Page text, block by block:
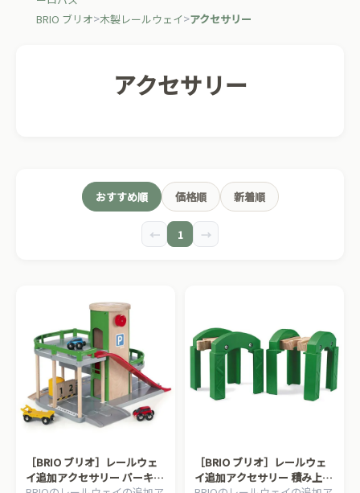
BRIO ブリオ 木製レールウェイ アクセサリー
アクセサリー
おすすめ順 価格順 新着順
← 1 →
［BRIO ブリオ］レールウェ
イ追加アクセサリー パーキン
［BRIO ブリオ］レールウェ
イ追加アクセサリー 積み上げ